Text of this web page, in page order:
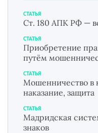
СТАТЬЯ
Ст. 180 АПК РФ —
СТАТЬЯ
Приобретение
путём
СТАТЬЯ
Мошенничество в
наказание, защита
СТАТЬЯ
Мадридская
знаков